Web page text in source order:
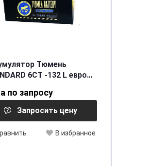
Тюмень
6СТ -132 L евро
по запросу
Запросить цену
В избранное